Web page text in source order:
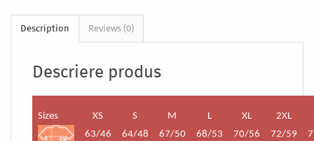
Description Reviews (0)
Descriere produs
Sizes
XS
63/46
S
64/48
M
67/50
L
68/53
XL
70/56
2XL
72/59